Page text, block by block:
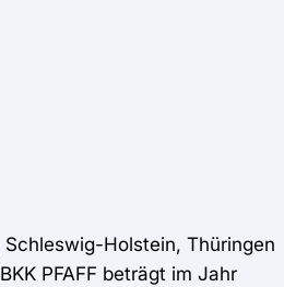
Schleswig-Holstein, Thüringen
PFAFF beträgt im Jahr